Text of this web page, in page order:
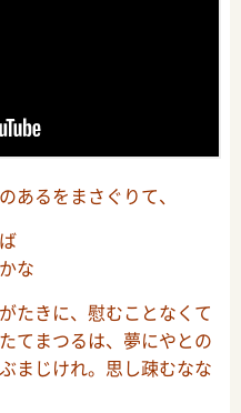
あるをまさぐりて、
な
たきに、慰むことなくて
てまつるは、夢にやとの
まじけれ。思し疎むなな